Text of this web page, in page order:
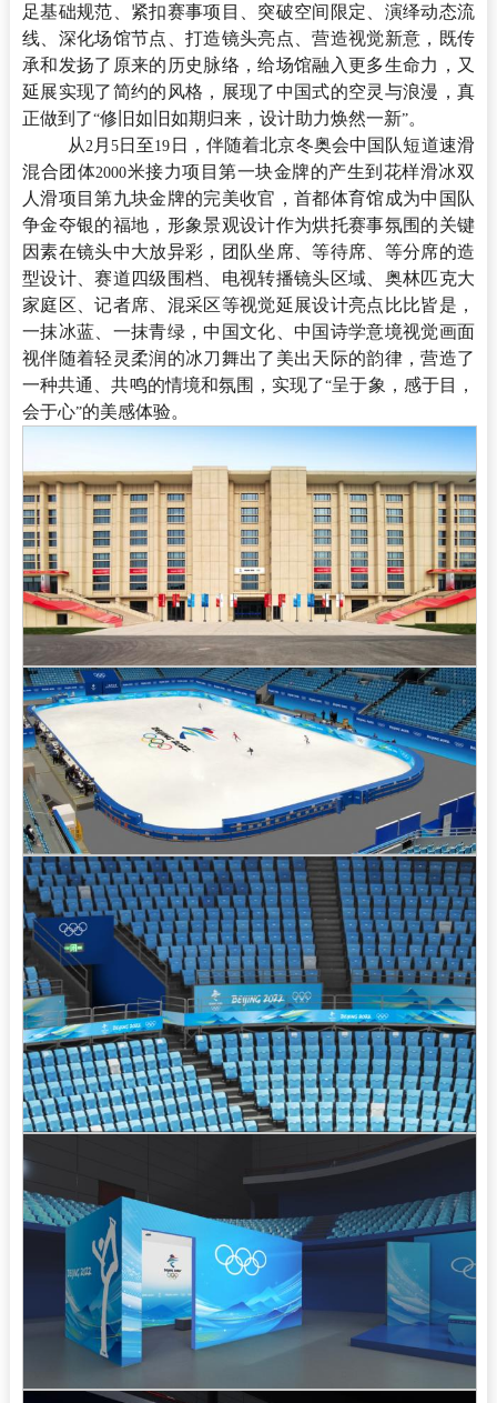
足基础规范、紧扣赛事项目、突破空间限定、演绎动态流
线、深化场馆节点、打造镜头亮点、营造视觉新意，既传
承和发扬了原来的历史脉络，给场馆融入更多生命力，又
延展实现了简约的风格，展现了中国式的空灵与浪漫，真
正做到了“修旧如旧如期归来，设计助力焕然一新”。
从 2 月5 日至19 日，伴随着北京冬奥会中国队短道速滑
混合团体2000米接力项目第一块金牌的产生到花样滑冰双
人滑项目第九块金牌的完美收官，首都体育馆成为中国队
争金夺银的福地，形象景观设计作为烘托赛事氛围的关键
因素在镜头中大放异彩，团队坐席、等待席、等分席的造
型设计、赛道四级围档、电视转播镜头区域、奥林匹克大
家庭区、记者席、混采区等视觉延展设计亮点比比皆是，
一抹冰蓝、一抹青绿，中国文化、中国诗学意境视觉画面
视伴随着轻灵柔润的冰刀舞出了美出天际的韵律，营造了
一种共通、共鸣的情境和氛围，实现了“呈于象，感于目，
会于心”的美感体验。